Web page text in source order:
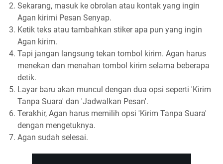
Sekarang, masuk ke obrolan atau kontak yang ingin
Agan kirimi Pesan Senyap.
Ketik teks atau tambahkan stiker apa pun yang ingin
Agan kirim.
Tapi jangan langsung tekan tombol kirim. Agan harus
menekan dan menahan tombol kirim selama beberapa
detik.
Layar baru akan muncul dengan dua opsi seperti 'Kirim
Tanpa Suara' dan 'Jadwalkan Pesan'.
Terakhir, Agan harus memilih opsi 'Kirim Tanpa Suara'
dengan mengetuknya.
Agan sudah selesai.